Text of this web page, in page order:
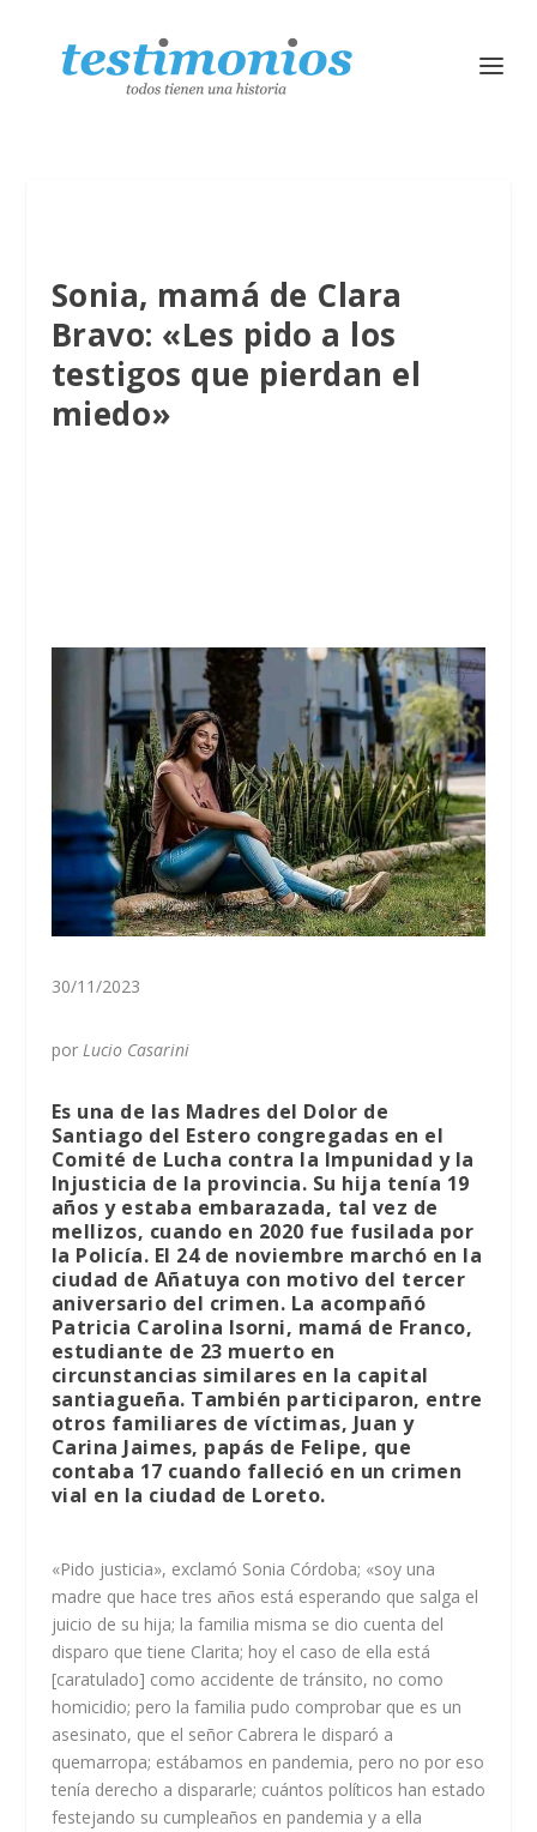
Sonia, mamá de Clara
Bravo: «Les pido a los
testigos que pierdan el
miedo»
30/11/2023
por Lucio Casarini
Es una de las Madres del Dolor de
Santiago del Estero congregadas en el
Comité de Lucha contra la Impunidad y la
Injusticia de la provincia. Su hija tenía 19
años y estaba embarazada, tal vez de
mellizos, cuando en 2020 fue fusilada por
la Policía. El 24 de noviembre marchó en la
ciudad de Añatuya con motivo del tercer
aniversario del crimen. La acompañó
Patricia Carolina Isorni, mamá de Franco,
estudiante de 23 muerto en
circunstancias similares en la capital
santiagueña. También participaron, entre
otros familiares de víctimas, Juan y
Carina Jaimes, papás de Felipe, que
contaba 17 cuando falleció en un crimen
vial en la ciudad de Loreto.
«Pido justicia», exclamó Sonia Córdoba; «soy una
madre que hace tres años está esperando que salga el
juicio de su hija; la familia misma se dio cuenta del
disparo que tiene Clarita; hoy el caso de ella está
[caratulado] como accidente de tránsito, no como
homicidio; pero la familia pudo comprobar que es un
asesinato, que el señor Cabrera le disparó a
quemarropa; estábamos en pandemia, pero no por eso
tenía derecho a dispararle; cuántos políticos han estado
festejando su cumpleaños en pandemia y a ella